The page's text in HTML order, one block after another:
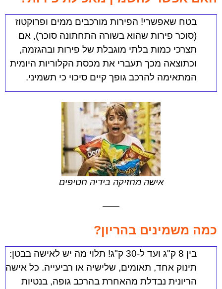
בטח שאפשרי! הפירות מורכבים ממים ופרוקטוז
(סוכר פירות שהוא בשורה התחתונה סוכר), אם
תצרכי כמות בלתי מוגבלת של פירות ובהגזמה,
וכתוצאה מכך תעברי את מכסת הקלוריות היומית
המתאימה להרכב גופך קיים סיכוי כי תשמיני.
אישה מחזיקה בידיה חטיפים
כמה משמינים בהריון?
בין 8 ק"ג ועד ל-30 ק"ג!
תלוי מה יש לאישה בבטן:
תינוק אחד, תאומים, שלישיה או רביעייה. כל אישה
הריונית נבדלת מהאחרת בהרכב גופה, בנטיות